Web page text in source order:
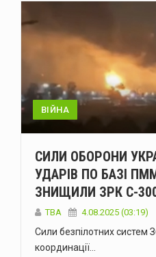
ВІЙНА
СИЛИ ОБОРОНИ
УДАРІВ ПО БАЗІ
ЗНИЩИЛИ ЗРК С-
ТВА 4.08.2025 (03:19)
Сили безпілотних систем
координації…